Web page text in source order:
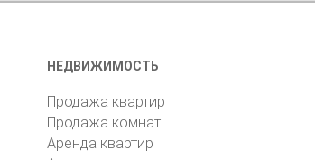
НЕДВИЖИМОСТЬ
Продажа квартир
Продажа комнат
Аренда квартир